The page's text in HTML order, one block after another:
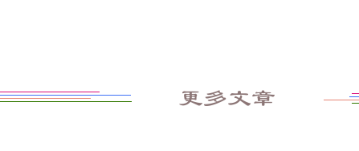
更多文章